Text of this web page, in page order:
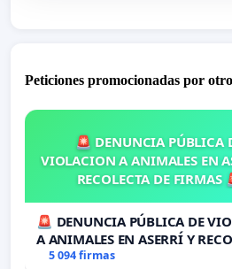
Peticiones promocionadas por
🚨 DENUNCIA PÚBLICA
VIOLACION A ANIMALES EN
RECOLECTA DE FIRMAS
🚨 DENUNCIA PÚBLICA DE
A ANIMALES EN ASERRÍ Y
DE FIRMAS 🚨
5 094 firmas